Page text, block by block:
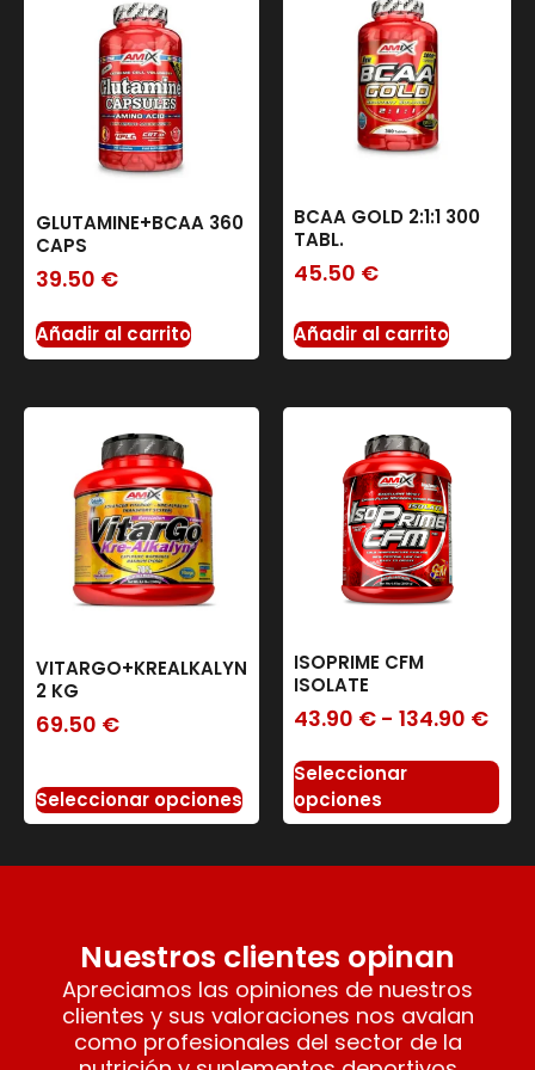
GLUTAMINE+BCAA 360
CAPS
39.50 €
Añadir al carrito
BCAA GOLD 2:1:1 300
TABL.
45.50 €
Añadir al carrito
VITARGO+KREALKALYN
2 KG
69.50 €
Seleccionar opciones
ISOPRIME CFM
ISOLATE
43.90 € - 134.90 €
Seleccionar
opciones
Nuestros clientes opinan
Apreciamos las opiniones de nuestros
clientes y sus valoraciones nos avalan
como profesionales del sector de la